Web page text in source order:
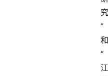
究
”
和
“
江